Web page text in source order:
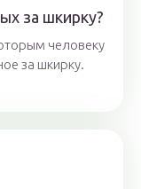
за шкирку?
человеку
за шкирку.